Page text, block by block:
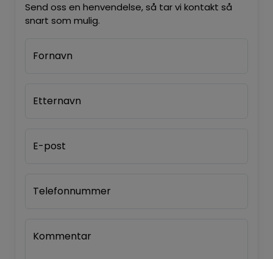
Send oss en henvendelse, så tar vi kontakt så
snart som mulig.
Fornavn
Etternavn
E-post
Telefonnummer
Kommentar